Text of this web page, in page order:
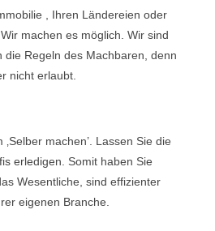
, Ihren Ländereien oder
machen es möglich. Wir sind
die Regeln des Machbaren, denn
nicht erlaubt.
machen’. Lassen Sie die
erledigen. Somit haben Sie
Wesentliche, sind effizienter
eigenen Branche.